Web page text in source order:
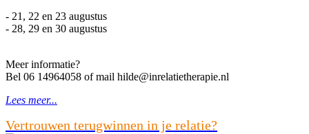
- 21, 22 en 23 augustus
- 28, 29 en 30 augustus
Meer informatie?
Bel 06 14964058 of mail hilde@inrelatietherapie.nl
Lees meer...
Vertrouwen terugwinnen in je relatie?